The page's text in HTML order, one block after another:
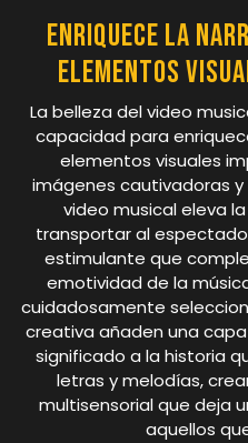
Enriquece la
elementos
La belleza del video
capacidad para
elementos visuales
imágenes cautivadoras
video musical eleva
transportar al
estimulante que
emotividad de la
cuidadosamente
creativa añaden una
significado a la historia
letras y melodías,
multisensorial que deja
aquellos